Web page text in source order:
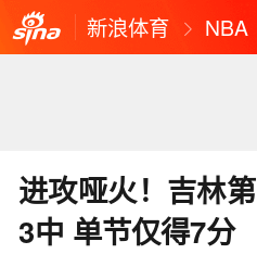
新浪体育 NBA
进攻哑火！吉林
3中 单节仅得7分